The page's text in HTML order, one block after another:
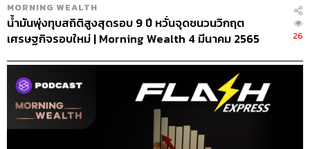
MORNING WEALTH
น้ำมันพุ่งทุบสถิติสูงสุดรอบ 9 ปี หวั่นจุดชนวนวิกฤต
เศรษฐกิจรอบใหม่ | Morning Wealth 4 มีนาคม 2565
26